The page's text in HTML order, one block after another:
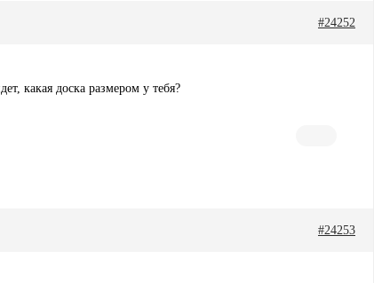
#24252
какая доска размером у тебя?
#24253